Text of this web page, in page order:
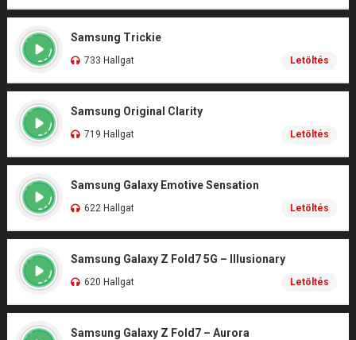
Samsung Trickie
733 Hallgat Letöltés
Samsung Original Clarity
719 Hallgat Letöltés
Samsung Galaxy Emotive Sensation
622 Hallgat Letöltés
Samsung Galaxy Z Fold7 5G – Illusionary
620 Hallgat Letöltés
Samsung Galaxy Z Fold7 – Aurora